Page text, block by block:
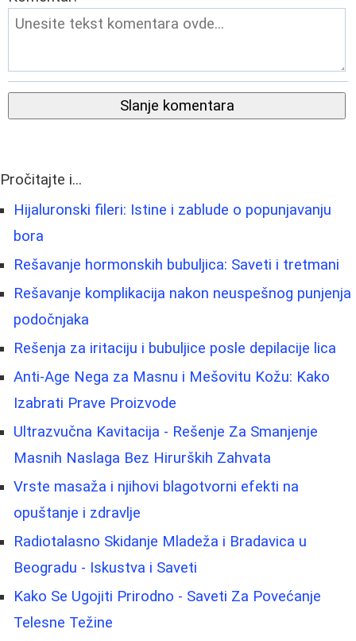
Slanje komentara
Pročitajte i...
Hijaluronski fileri: Istine i zablude o popunjavanju
bora
Rešavanje hormonskih bubuljica: Saveti i tretmani
Rešavanje komplikacija nakon neuspešnog punjenja
podočnjaka
Rešenja za iritaciju i bubuljice posle depilacije lica
Anti-Age Nega za Masnu i Mešovitu Kožu: Kako
Izabrati Prave Proizvode
Ultrazvučna Kavitacija - Rešenje Za Smanjenje
Masnih Naslaga Bez Hirurških Zahvata
Vrste masaža i njihovi blagotvorni efekti na
opuštanje i zdravlje
Radiotalasno Skidanje Mladeža i Bradavica u
Beogradu - Iskustva i Saveti
Kako Se Ugojiti Prirodno - Saveti Za Povećanje
Telesne Težine